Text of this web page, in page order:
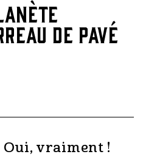
de pavé
vraiment !